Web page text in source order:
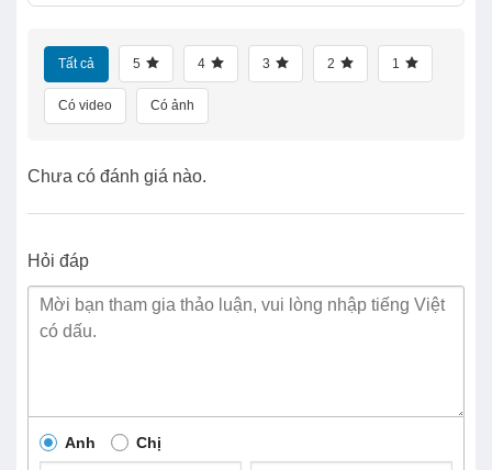
Tất cả 5 4 3 2 1
Có video Có ảnh
Chưa có đánh giá nào.
Hỏi đáp
Anh Chị